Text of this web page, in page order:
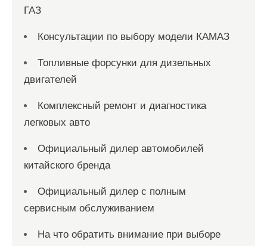
ГАЗ
Консультации по выбору модели КАМАЗ
Топливные форсунки для дизельных
двигателей
Комплексный ремонт и диагностика
легковых авто
Официальный дилер автомобилей
китайского бренда
Официальный дилер с полным
сервисным обслуживанием
На что обратить внимание при выборе